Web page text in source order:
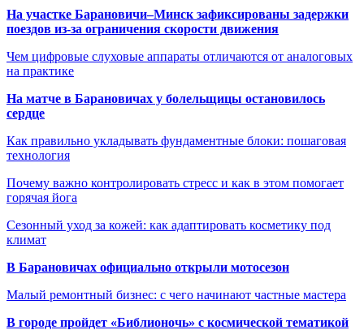
На участке Барановичи–Минск зафиксированы задержки
поездов из-за ограничения скорости движения
Чем цифровые слуховые аппараты отличаются от аналоговых
на практике
На матче в Барановичах у болельщицы остановилось
сердце
Как правильно укладывать фундаментные блоки: пошаговая
технология
Почему важно контролировать стресс и как в этом помогает
горячая йога
Сезонный уход за кожей: как адаптировать косметику под
климат
В Барановичах официально открыли мотосезон
Малый ремонтный бизнес: с чего начинают частные мастера
В городе пройдет «Библионочь» с космической тематикой